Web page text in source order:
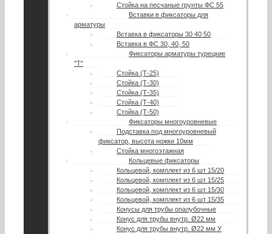
Стойка на песчаные грунты ФС 55
Вставки в фиксаторы для
арматуры
Вставка в фиксаторы 30 40 50
Вставка в ФС 30, 40, 50
Фиксаторы арматуры турецкие
"Т"
Стойка (Т-25)
Стойка (Т-30)
Стойка (Т-35)
Стойка (Т-40)
Стойка (Т-50)
Фиксаторы многоуровневые
Подставка под многоуровневый
фиксатор, высота ножки 10мм
Стойка многоэтажная
Кольцевые фиксаторы
Кольцевой, комплект из 6 шт 15/20
Кольцевой, комплект из 6 шт 15/25
Кольцевой, комплект из 6 шт 15/30
Кольцевой, комплект из 6 шт 15/35
Конусы для трубы опалубочные
Конус для трубы внутр. Ø22 мм
Конус для трубы внутр. Ø22 мм У